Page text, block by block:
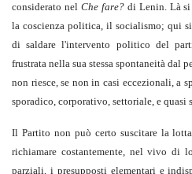
considerato nel Che fare?di Lenin. Là si
la coscienza politica, il socialismo; qui
di saldare l'intervento politico del
frustrata nella sua stessa spontaneità dal
non riesce, se non in casi eccezionali, a
sporadico, corporativo, settoriale, e quasi
Il Partito non può certo suscitare la
richiamare costantemente, nel vivo di
parziali, i presupposti elementari e